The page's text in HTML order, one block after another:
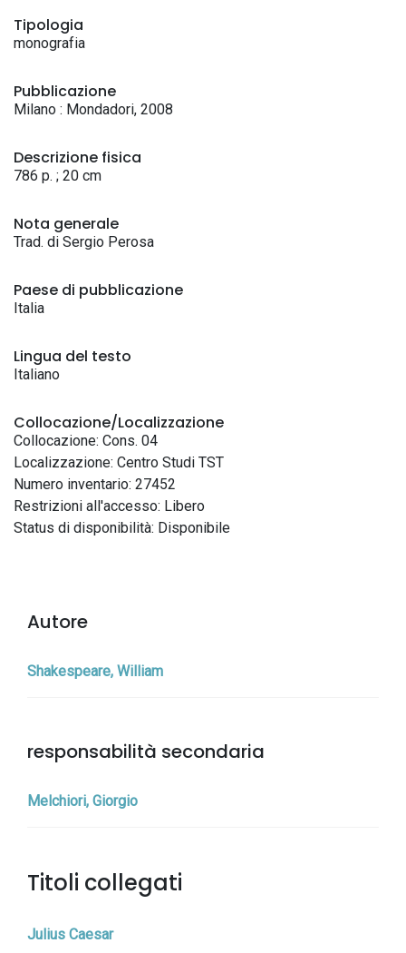
Tipologia
monografia
Pubblicazione
Milano : Mondadori, 2008
Descrizione fisica
786 p. ; 20 cm
Nota generale
Trad. di Sergio Perosa
Paese di pubblicazione
Italia
Lingua del testo
Italiano
Collocazione/Localizzazione
Collocazione: Cons. 04
Localizzazione: Centro Studi TST
Numero inventario: 27452
Restrizioni all'accesso: Libero
Status di disponibilità: Disponibile
Autore
Shakespeare, William
responsabilità secondaria
Melchiori, Giorgio
Titoli collegati
Julius Caesar